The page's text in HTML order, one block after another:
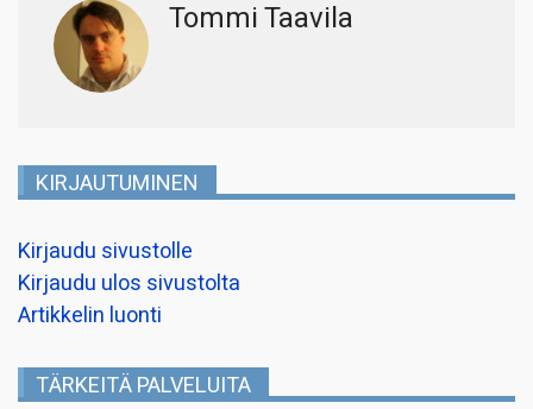
Tommi Taavila
KIRJAUTUMINEN
Kirjaudu sivustolle
Kirjaudu ulos sivustolta
Artikkelin luonti
TÄRKEITÄ PALVELUITA